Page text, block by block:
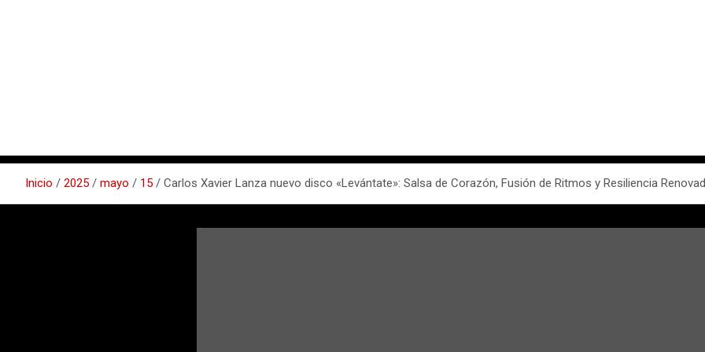
Inicio 2025 mayo 15 Carlos Xavier Lanza nuevo disco «Levántate»: Salsa de Corazón, Fusión de Ritmos y Resiliencia